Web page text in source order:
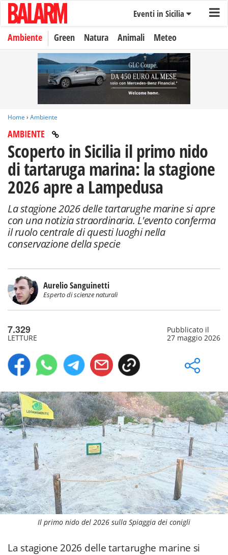
Eventi in Sicilia
Ambiente Green Natura Animali Meteo
Home › Ambiente
AMBIENTE
Scoperto in Sicilia il primo nido
di tartaruga marina: la stagione
2026 apre a Lampedusa
La stagione 2026 delle tartarughe marine si apre
con una notizia straordinaria. L'evento conferma
il ruolo centrale di questi luoghi nella
conservazione della specie
Aurelio Sanguinetti
Esperto di scienze naturali
7.329
LETTURE
Pubblicato il
27 maggio 2026
Il primo nido del 2026 sulla Spiaggia dei conigli
La stagione 2026 delle tartarughe marine si